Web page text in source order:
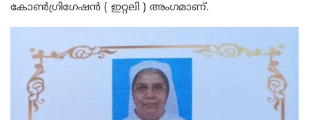
കോൺഗ്രിഗേഷൻ ( ഇറ്റലി ) അംഗമാണ്.